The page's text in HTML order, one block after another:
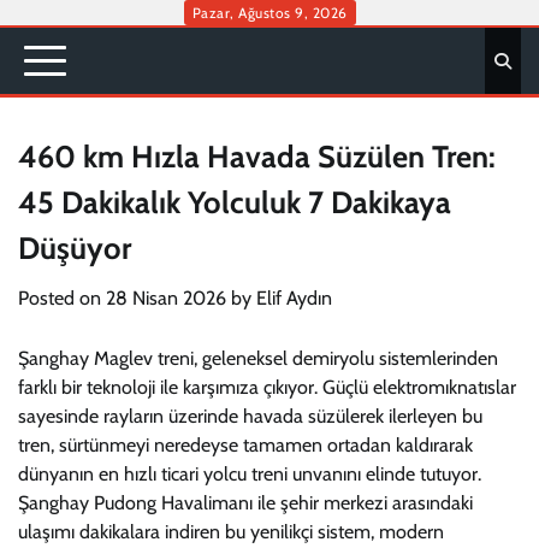
content
Pazar, Ağustos 9, 2026
460 km Hızla Havada Süzülen Tren:
45 Dakikalık Yolculuk 7 Dakikaya
Düşüyor
Posted on 28 Nisan 2026 by Elif Aydın
Şanghay Maglev treni, geleneksel demiryolu sistemlerinden
farklı bir teknoloji ile karşımıza çıkıyor. Güçlü elektromıknatıslar
sayesinde rayların üzerinde havada süzülerek ilerleyen bu
tren, sürtünmeyi neredeyse tamamen ortadan kaldırarak
dünyanın en hızlı ticari yolcu treni unvanını elinde tutuyor.
Şanghay Pudong Havalimanı ile şehir merkezi arasındaki
ulaşımı dakikalara indiren bu yenilikçi sistem, modern